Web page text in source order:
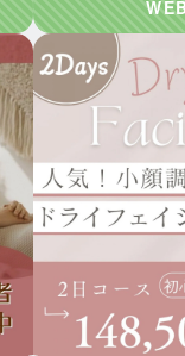
いる脳が癒さ
おきなかった
重たく感じて
す。疲労回復
グサロン【ア